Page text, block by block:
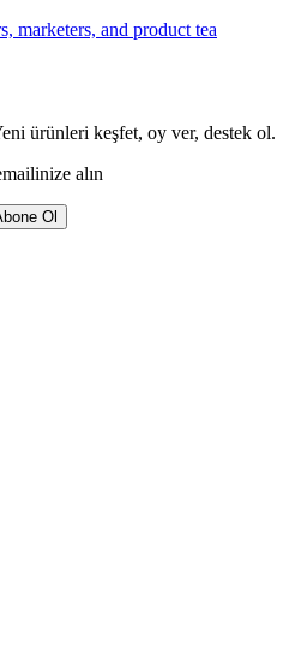
marketers, and product tea
ürünleri keşfet, oy ver, destek ol.
alın
Ol